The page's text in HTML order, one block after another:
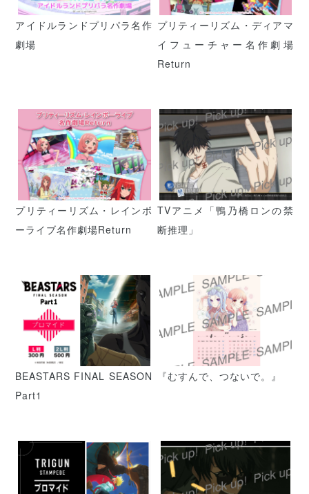
アイドルランドプリパラ名作
劇場
プリティーリズム・ディアマ
イフューチャー名作劇場
Return
プリティーリズム・レインボ
ーライブ名作劇場Return
TVアニメ「鴨乃橋ロンの禁
断推理」
BEASTARS FINAL SEASON
Part1
『むすんで、つないで。』